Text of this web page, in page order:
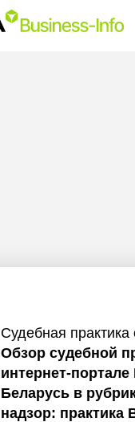
Судебная практика
Обзор судебной
интернет-
Беларусь в
надзор: практика